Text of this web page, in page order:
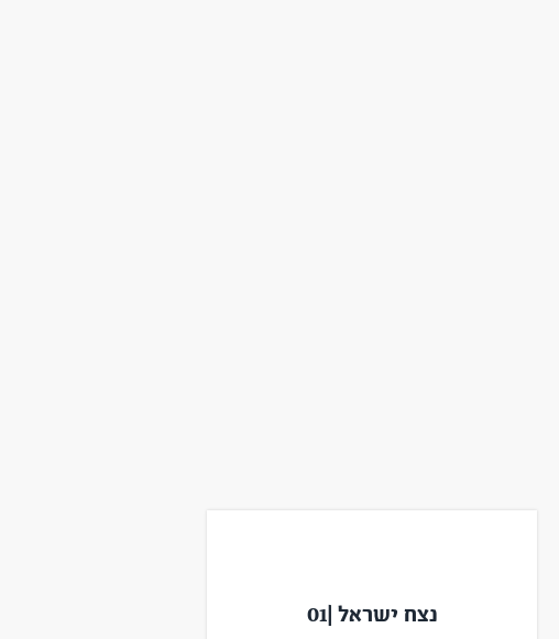
נצח ישראל |01